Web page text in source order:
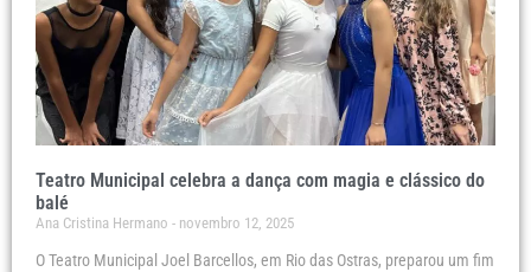
Teatro Municipal celebra a dança com magia e clássico do
balé
Ana Cristina Hermano novembro 12, 2025
O Teatro Municipal Joel Barcellos, em Rio das Ostras, preparou um fim